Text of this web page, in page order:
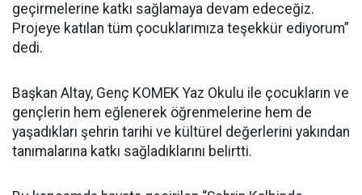
geçirmelerine katkı sağlamaya devam edeceğiz.
Projeye katılan tüm çocuklarımıza teşekkür ediyorum”
dedi.
Başkan Altay, Genç KOMEK Yaz Okulu ile çocukların ve
gençlerin hem eğlenerek öğrenmelerine hem de
yaşadıkları şehrin tarihi ve kültürel değerlerini yakından
tanımalarına katkı sağladıklarını belirtti.